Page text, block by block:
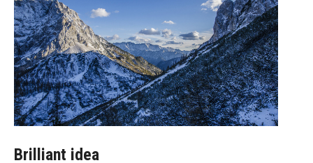
Brilliant idea